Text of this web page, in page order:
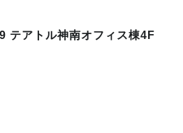
テアトル神南オフィス棟4F